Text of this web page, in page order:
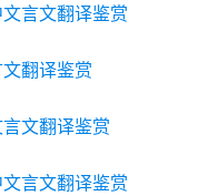
言文翻译鉴赏
翻译鉴赏
文翻译鉴赏
言文翻译鉴赏